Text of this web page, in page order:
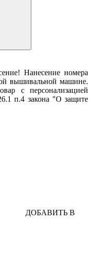
Нанесение номера
вышивальной машине.
с персонализацией
п.4 закона "О защите
ДОБАВИТЬ В